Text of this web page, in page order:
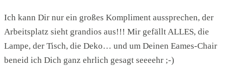
Ich kann Dir nur ein großes Kompliment aussprechen, der
Arbeitsplatz sieht grandios aus!!! Mir gefällt ALLES, die
Lampe, der Tisch, die Deko… und um Deinen Eames-Chair
beneid ich Dich ganz ehrlich gesagt seeeehr ;-)